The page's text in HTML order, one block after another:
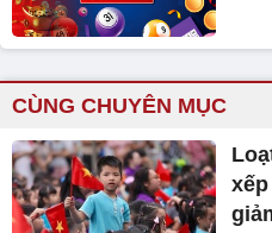
CÙNG CHUYÊN MỤC